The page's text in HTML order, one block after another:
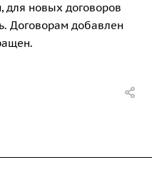
для новых договоров
Договорам добавлен